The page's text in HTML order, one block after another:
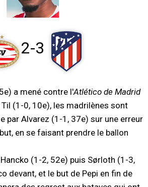
2-3
a mené contre l'Atlético de Madrid
(1-0, 10e), les madrilènes sont
par Alvarez (1-1, 37e) sur une erreur
en se faisant prendre le ballon
(1-2, 52e) puis Sørloth (1-3,
devant, et le but de Pepi en fin de